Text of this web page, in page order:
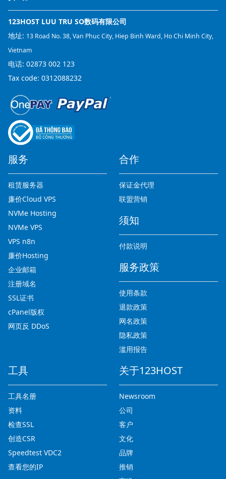
123HOST LUU TRU SO数码有限公司
地址: 13 Road No. 38, Van Phuc City, Hiep Binh Ward, Ho Chi Minh City,
Vietnam
电话: 02873 002 123
Tax code: 0312088232
服务
租赁服务器
廉价Cloud VPS
NVMe Hosting
NVMe VPS
VPS n8n
廉价Hosting
企业邮箱
注册域名
SSL证书
cPanel版权
网页反 DDoS
合作
保证金代理
联盟营销
须知
付款说明
服务政策
使用条款
退款政策
网名政策
隐私政策
滥用报告
工具
工具名册
资料
检查SSL
创造CSR
Speedtest VDC2
查看您的IP
关于123HOST
Newsroom
公司
客户
文化
品牌
推销